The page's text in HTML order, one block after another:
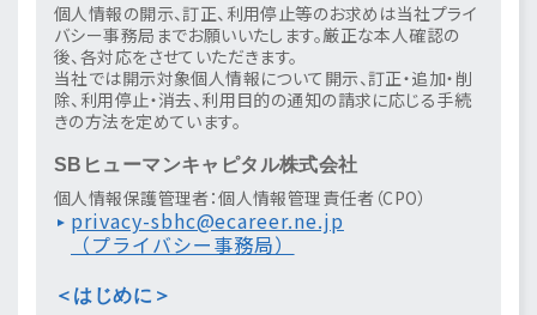
個人情報の開示、訂正、利用停止等のお求めは当社プライ
バシー事務局までお願いいたします。厳正な本人確認の
後、各対応をさせていただきます。
当社では開示対象個人情報について開示、訂正・追加・削
除、利用停止・消去、利用目的の通知の請求に応じる手続
きの方法を定めています。
SBヒューマンキャピタル株式会社
個人情報保護管理者：個人情報管理責任者（CPO）
privacy-sbhc@ecareer.ne.jp
（プライバシー事務局）
＜はじめに＞